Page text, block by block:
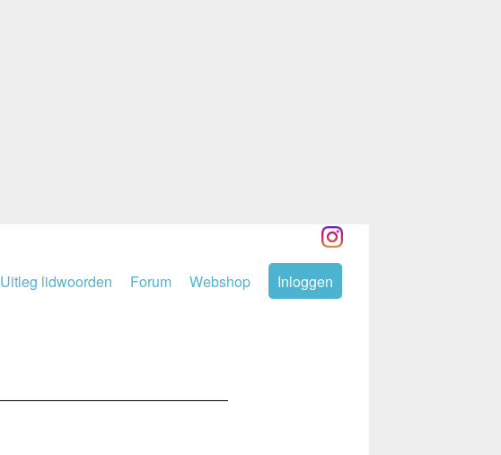
Uitleg lidwoorden Forum Webshop Inloggen